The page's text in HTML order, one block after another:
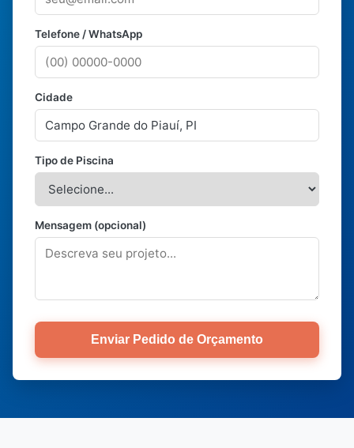
Telefone / WhatsApp
Cidade
Tipo de Piscina
Mensagem (opcional)
Enviar Pedido de Orçamento